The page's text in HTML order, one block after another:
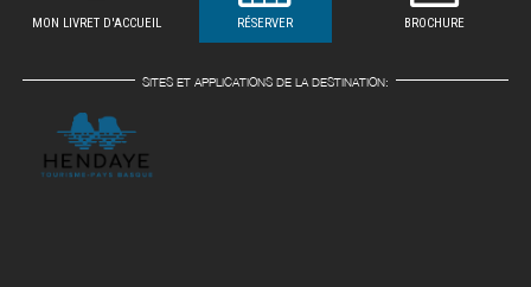
MON LIVRET D'ACCUEIL RÉSERVER BROCHURE
SITES ET APPLICATIONS DE LA DESTINATION: